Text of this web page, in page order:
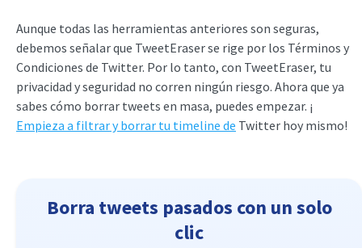
Aunque todas las herramientas anteriores son seguras,
debemos señalar que TweetEraser se rige por los Términos y
Condiciones de Twitter. Por lo tanto, con TweetEraser, tu
privacidad y seguridad no corren ningún riesgo. Ahora que ya
sabes cómo borrar tweets en masa, puedes empezar. ¡
Empieza a filtrar y borrar tu timeline de Twitter hoy mismo!
Borra tweets pasados con un solo
clic